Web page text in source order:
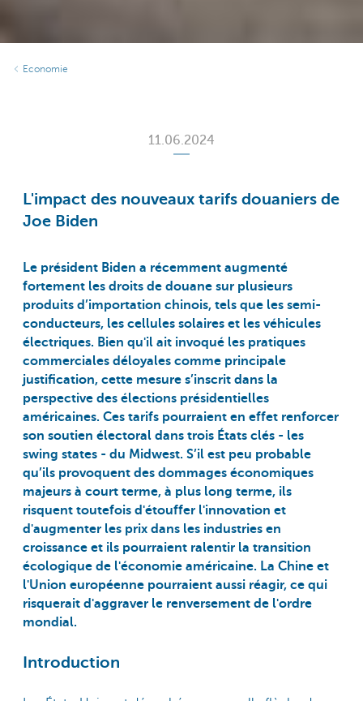
Economie
11.06.2024
L'impact des nouveaux tarifs douaniers de
Joe Biden
Le président Biden a récemment augmenté
fortement les droits de douane sur plusieurs
produits d’importation chinois, tels que les semi-
conducteurs, les cellules solaires et les véhicules
électriques. Bien qu'il ait invoqué les pratiques
commerciales déloyales comme principale
justification, cette mesure s’inscrit dans la
perspective des élections présidentielles
américaines. Ces tarifs pourraient en effet renforcer
son soutien électoral dans trois États clés - les
swing states - du Midwest. S’il est peu probable
qu’ils provoquent des dommages économiques
majeurs à court terme, à plus long terme, ils
risquent toutefois d'étouffer l'innovation et
d'augmenter les prix dans les industries en
croissance et ils pourraient ralentir la transition
écologique de l'économie américaine. La Chine et
l'Union européenne pourraient aussi réagir, ce qui
risquerait d'aggraver le renversement de l'ordre
mondial.
Introduction